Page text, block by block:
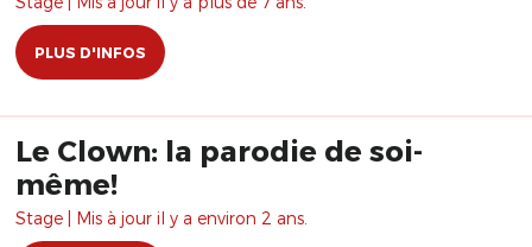
PLUS D'INFOS
Le Clown: la parodie de soi-
même!
Stage | Mis à jour il y a environ 2 ans.